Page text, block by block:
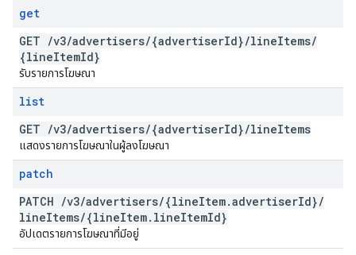
get
GET /v3/advertisers/{advertiserId}/lineItems/
{lineItemId}
รับรายการโฆษณา
list
GET /v3/advertisers/{advertiserId}/lineItems
แสดงรายการโฆษณาในผู้ลงโฆษณา
patch
PATCH /v3/advertisers/{lineItem.advertiserId}/
lineItems/{lineItem. lineItemId}
อัปเดตรายการโฆษณาที่มีอยู่